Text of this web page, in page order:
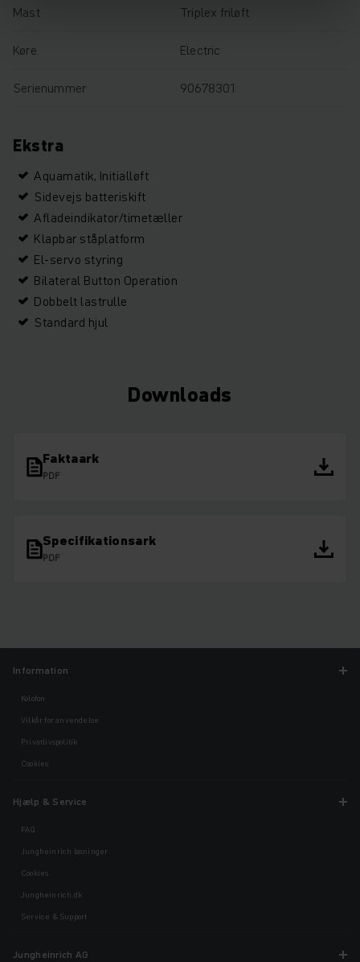
Mast Triplex friløft
Køre Electric
Serienummer 90678301
Ekstra
Aquamatik, Initialløft
Sidevejs batteriskift
Afladeindikator/timetæller
Klapbar ståplatform
El-servo styring
Bilateral Button Operation
Dobbelt lastrulle
Standard hjul
Downloads
Faktaark
PDF
Specifikationsark
PDF
Information
Kolofon
Vilkår for anvendelse
Privatlivspolitik
Cookies
Hjælp & Service
FAQ
Jungheinrich løsninger
Cookies
Jungheinrich.dk
Service & Support
Jungheinrich AG